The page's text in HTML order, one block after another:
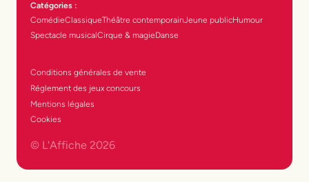
Catégories :
ComédieClassiqueThéâtre contemporainJeune publicHumour
Spectacle musicalCirque & magieDanse
Conditions générales de vente
Réglement des jeux concours
Mentions légales
Cookies
© L'Affiche 2026